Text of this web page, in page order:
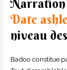
Narration
Date
niveau
Badoo constitue